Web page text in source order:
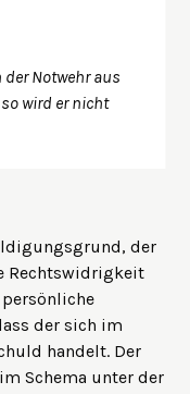
der Notwehr aus
wird er nicht
der
Rechtswidrigkeit
der sich im
handelt. Der
Schema unter der